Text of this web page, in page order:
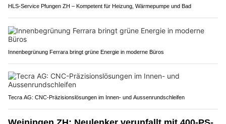
HLS-Service Pfungen ZH – Kompetent für Heizung, Wärmepumpe und Bad
Innenbegrünung Ferrara bringt grüne Energie in moderne Büros
Tecra AG: CNC-Präzisionslösungen im Innen- und Aussenrundschleifen